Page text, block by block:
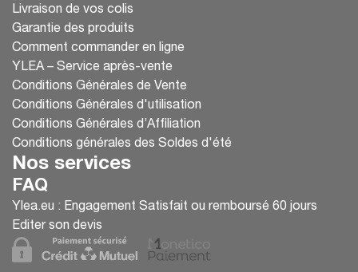
Livraison de vos colis
Garantie des produits
Comment commander en ligne
YLEA – Service après-vente
Conditions Générales de Vente
Conditions Générales d'utilisation
Conditions Générales d’Affiliation
Conditions générales des Soldes d'été
Nos services
FAQ
Ylea.eu : Engagement Satisfait ou remboursé 60 jours
Editer son devis